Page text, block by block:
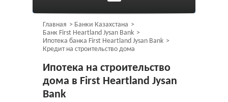
Главная
Банки Казахстана
Банк First Heartland Jysan Bank
Ипотека банка First Heartland Jysan Bank
Кредит на строительство дома
Ипотека на строительство
дома в First Heartland Jysan
Bank